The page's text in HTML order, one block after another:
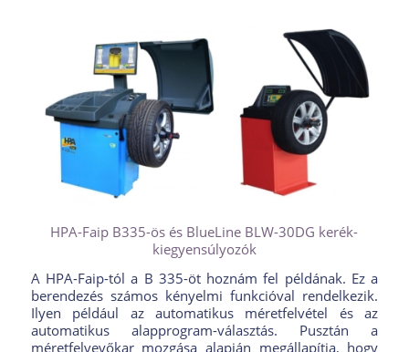
HPA-Faip B335-ös és BlueLine BLW-30DG kerék-
kiegyensúlyozók
A HPA-Faip-tól a B 335-öt hoznám fel példának. Ez a
berendezés számos kényelmi funkcióval rendelkezik.
Ilyen például az automatikus méretfelvétel és az
automatikus alapprogram-választás. Pusztán a
méretfelvevőkar mozgása alapján megállapítja, hogy